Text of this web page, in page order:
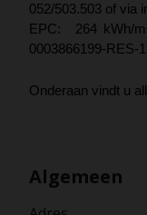
052/503.503 of via
EPC: 264 kWh/
0003866199-RES-
Onderaan vindt u
Algemeen